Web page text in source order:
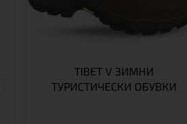
TIBET V ЗИМНИ
ТУРИСТИЧЕСКИ ОБУВКИ